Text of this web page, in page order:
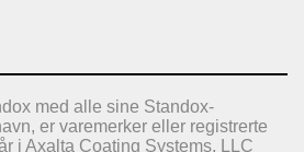
med alle sine Standox-
er varemerker eller registrerte
i Axalta Coating Systems, LLC